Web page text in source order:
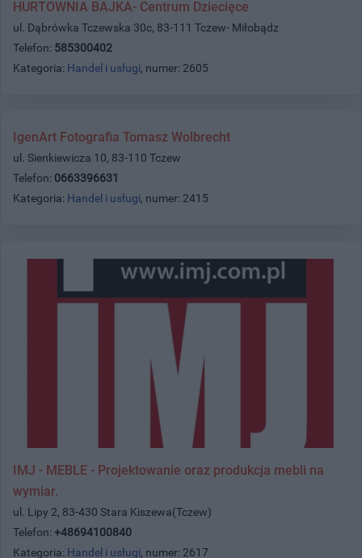
HURTOWNIA BAJKA- Centrum Dziecięce
ul. Dąbrówka Tczewska 30c, 83-111 Tczew- Miłobądz
Telefon: 585300402
Kategoria: Handel i usługi, numer: 2605
IgenArt Fotografia Tomasz Wolbrecht
ul. Sienkiewicza 10, 83-110 Tczew
Telefon: 0663396631
Kategoria: Handel i usługi, numer: 2415
IMJ - MEBLE - Projektowanie oraz produkcja mebli na
wymiar.
ul. Lipy 2, 83-430 Stara Kiszewa(Tczew)
Telefon: +48694100840
Kategoria: Handel i usługi, numer: 2617